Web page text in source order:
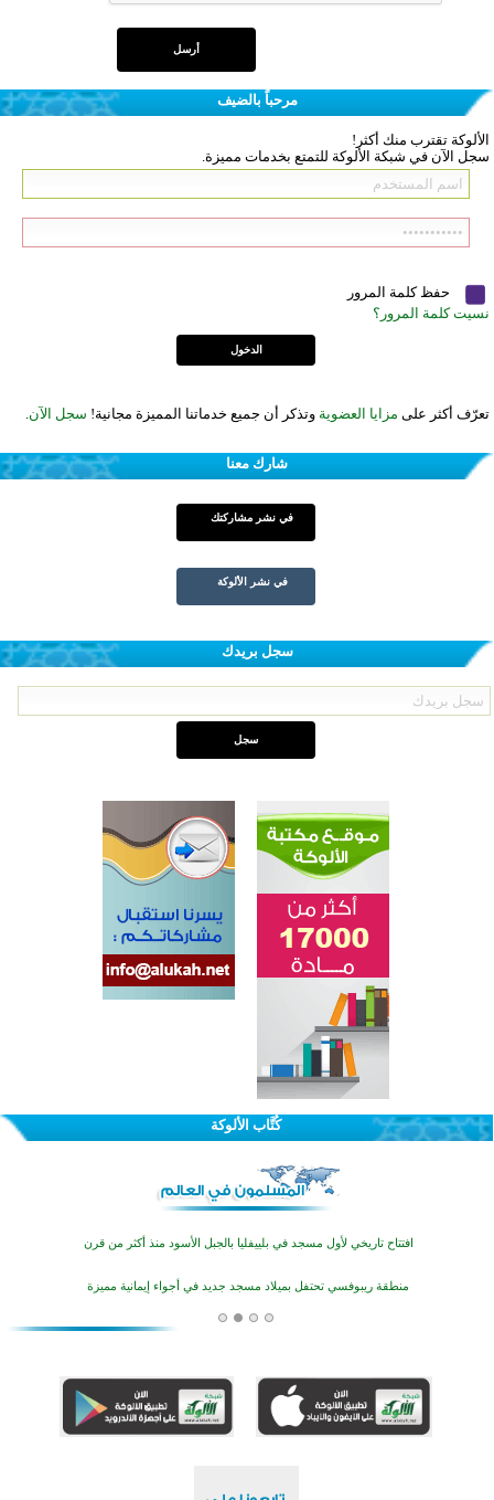
مرحباً بالضيف
الألوكة تقترب منك أكثر!
سجل الآن في شبكة الألوكة للتمتع بخدمات مميزة.
حفظ كلمة المرور
نسيت كلمة المرور؟
تعرّف أكثر على مزايا العضوية وتذكر أن جميع خدماتنا المميزة مجانية! سجل الآن
شارك معنا
في نشر مشاركتك
في نشر الألوكة
سجل بريدك
كُتَّاب الألوكة
اختتام الدورة التاسعة لمسابقة حفظ وتلاوة القرآن الكريم في أزناكاييف
تيسليتش تختتم برنامجا تعليميا لتعزيز القيم وبناء الشخصية للشباب المسلمين
اختتام منافسات قرآنية متميزة في بنغلاديش بمشاركة 3000 متسابق
أكبر مشروع إسلامي في ريف أستراليا يفتتح أبوابه بعد سنوات من العمل والعطاء
اختتام الدورة التاسعة لمسابقة حفظ وتلاوة القرآن الكريم في أزناكاييف